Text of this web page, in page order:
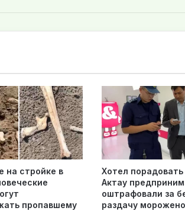
на стройке в
пропавшему
Хотел
Актау
оштрафовали за
раздачу